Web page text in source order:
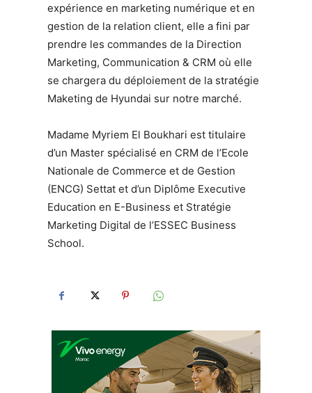
expérience en marketing numérique et en
gestion de la relation client, elle a fini par
prendre les commandes de la Direction
Marketing, Communication & CRM où elle
se chargera du déploiement de la stratégie
Maketing de Hyundai sur notre marché.
Madame Myriem El Boukhari est titulaire
d’un Master spécialisé en CRM de l’Ecole
Nationale de Commerce et de Gestion
(ENCG) Settat et d’un Diplôme Executive
Education en E-Business et Stratégie
Marketing Digital de l’ESSEC Business
School.